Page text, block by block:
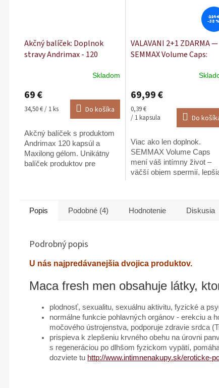
Akčný balíček: Doplnok
stravy Andrimax - 120
produktu
je
5,0
5
hviezdičiek.
Skladom
69 €
Jednotková
34,50 € / 1 ks Do košíka
Akčný balíček s produktom
Andrimax 120 kapsúl a
Maxilong gélom. Unikátny
balíček produktov pre
114 €
–38 %
VALAVANI 2+1 ZDARMA —
SEMMAX Volume Caps:
zvýšená vitalita a výkon •
produktu
je
5,0
hviezdičiek.
69,99 €
Jednotková
cena:
0,39 €
/ 1 kapsula
Do
Viac ako len doplnok.
SEMMAX Volume Caps
mení váš intímny život –
väčší objem spermií,
partnerka + darček zdarma
Popis Podobné (4) Hodnotenie Diskusia
Podrobný popis
U nás najpredávanejšia dvojica produktov.
Maca fresh men obsahuje látky,
plodnosť, sexualitu, sexuálnu aktivitu, fyzické a
normálne funkcie pohlavných orgánov - erekciu a
močového ústrojenstva, podporuje zdravie srdca
prispieva k zlepšeniu krvného obehu na úrovni
s regeneráciou po dlhšom fyzickom vypätí,
dozviete tu http://www.intimnenakupy.sk/eroticke-